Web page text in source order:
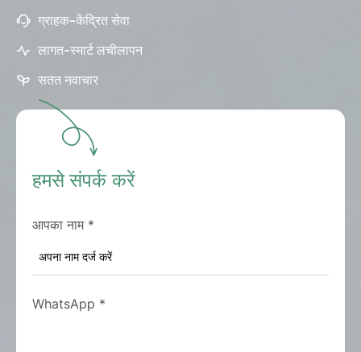
ग्राहक-केंद्रित सेवा
लागत-स्मार्ट लचीलापन
सतत नवाचार
हमसे संपर्क करें
आपका नाम *
WhatsApp *